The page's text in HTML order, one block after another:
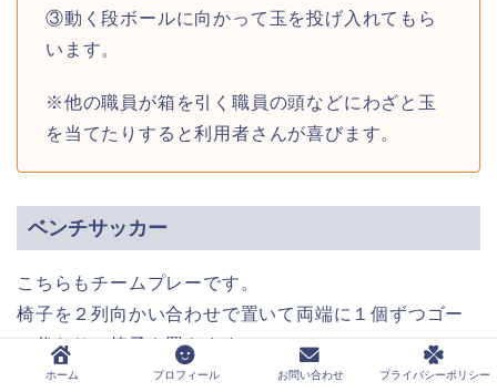
③動く段ボールに向かって玉を投げ入れてもら
います。
※他の職員が箱を引く職員の頭などにわざと玉
を当てたりすると利用者さんが喜びます。
ベンチサッカー
こちらもチームプレーです。
椅子を２列向かい合わせで置いて両端に１個ずつゴー
ル代わりの椅子を置きます。
ゴールの椅子の座面の下をくぐれば１点！
ホーム プロフィール お問い合わせ プライバシーポリシー